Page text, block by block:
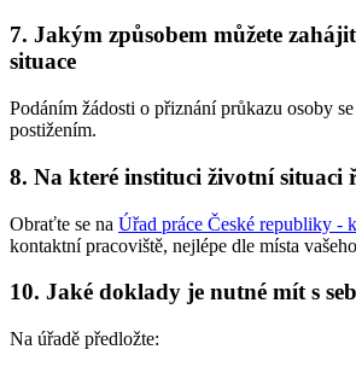
7. Jakým způsobem můžete
situace
Podáním žádosti o přiznání průkazu osoby
postižením.
8. Na které instituci životní situaci
Obraťte se na Úřad práce České republiky -
kontaktní pracoviště, nejlépe dle místa
10. Jaké doklady je nutné mít s
Na úřadě předložte: